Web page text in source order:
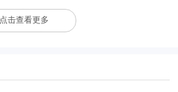
点击查看更多